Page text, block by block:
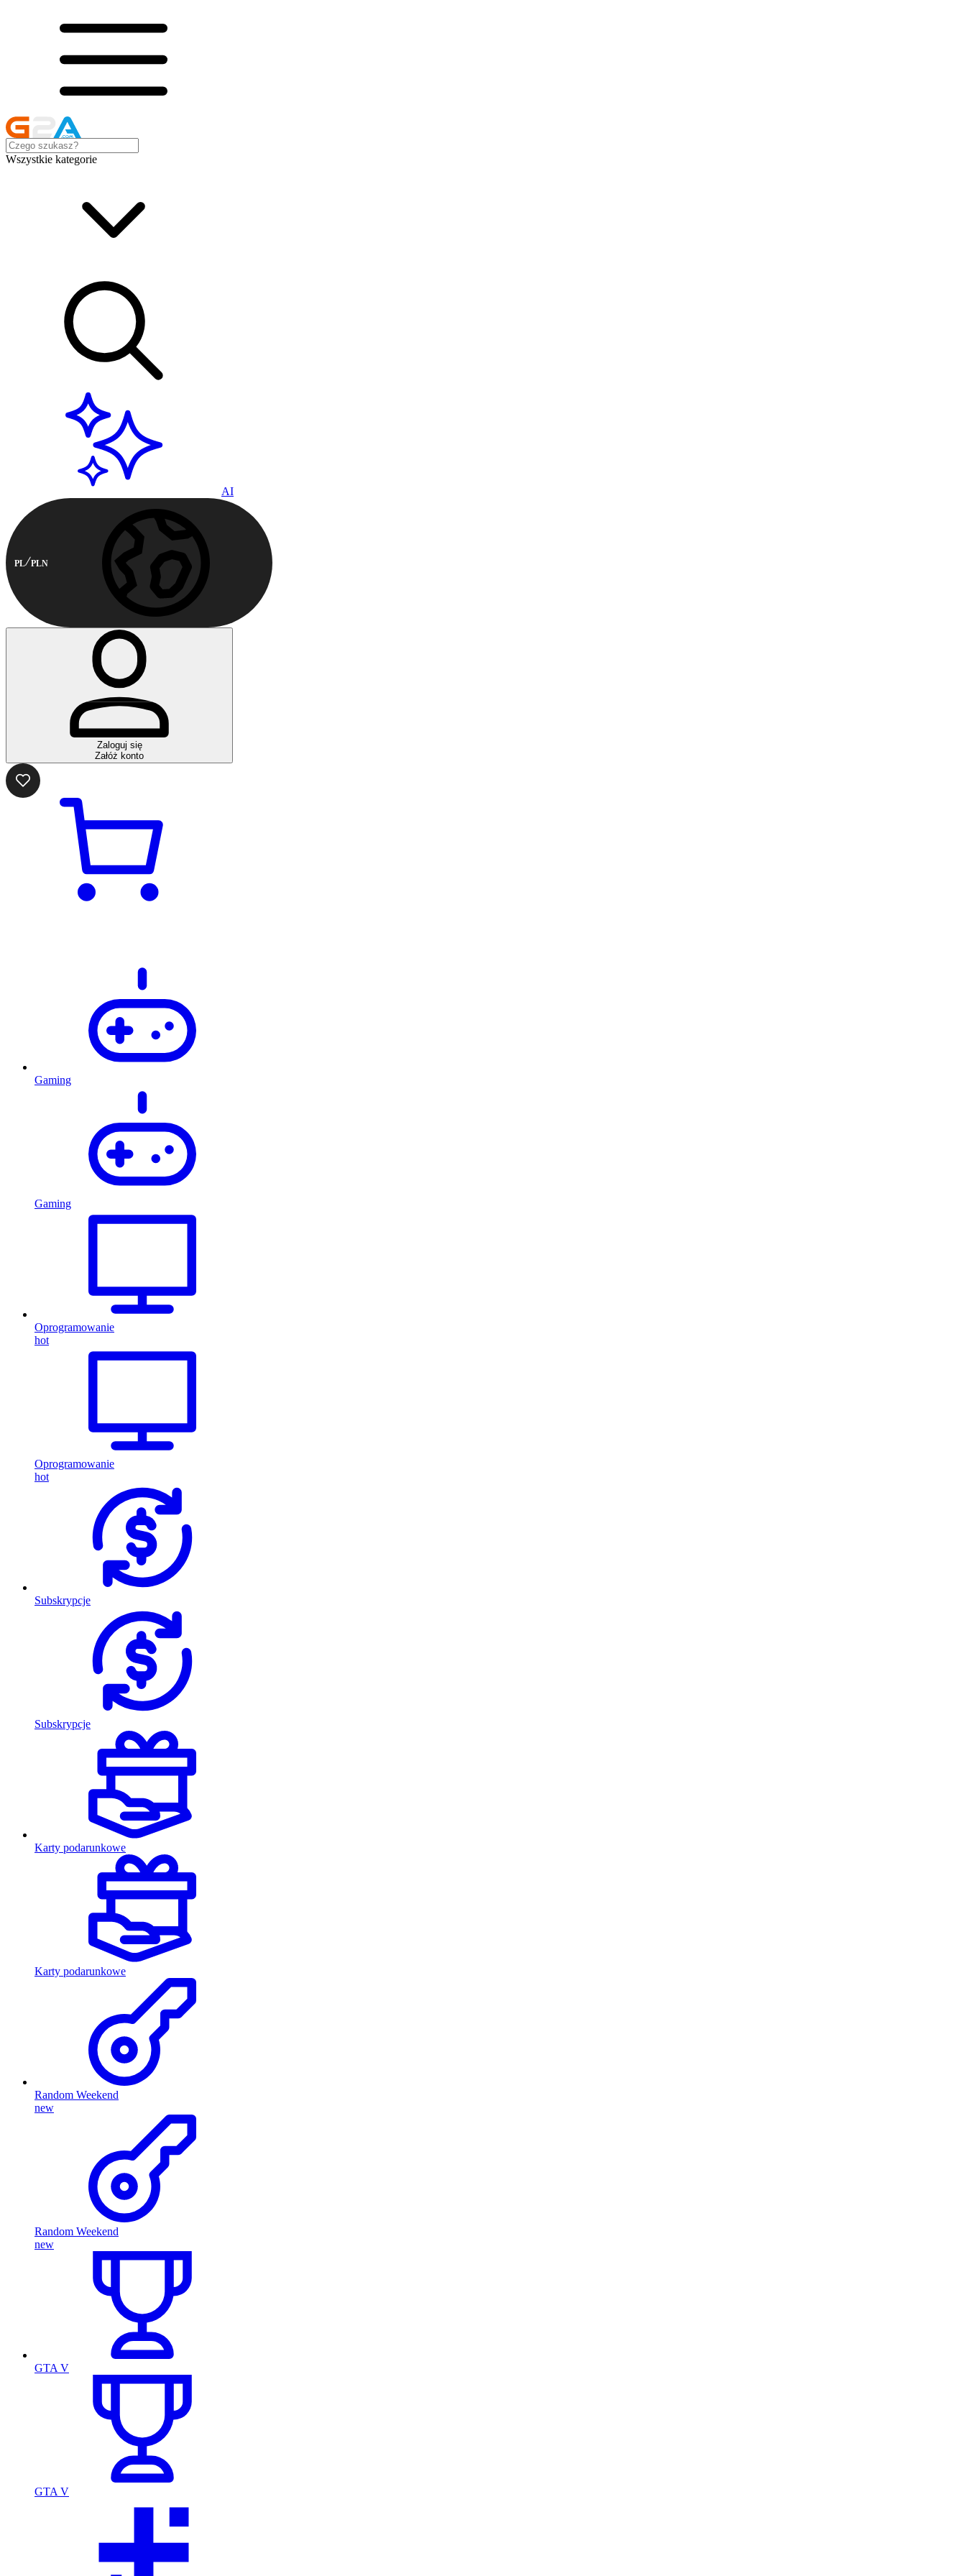
Wszystkie kategorie
AI
PL PLN
Zaloguj się
Załóż konto
Gaming
Gaming
Oprogramowanie
hot
Oprogramowanie
hot
Subskrypcje
Subskrypcje
Karty podarunkowe
Karty podarunkowe
Random Weekend
new
Random Weekend
new
GTA V
GTA V